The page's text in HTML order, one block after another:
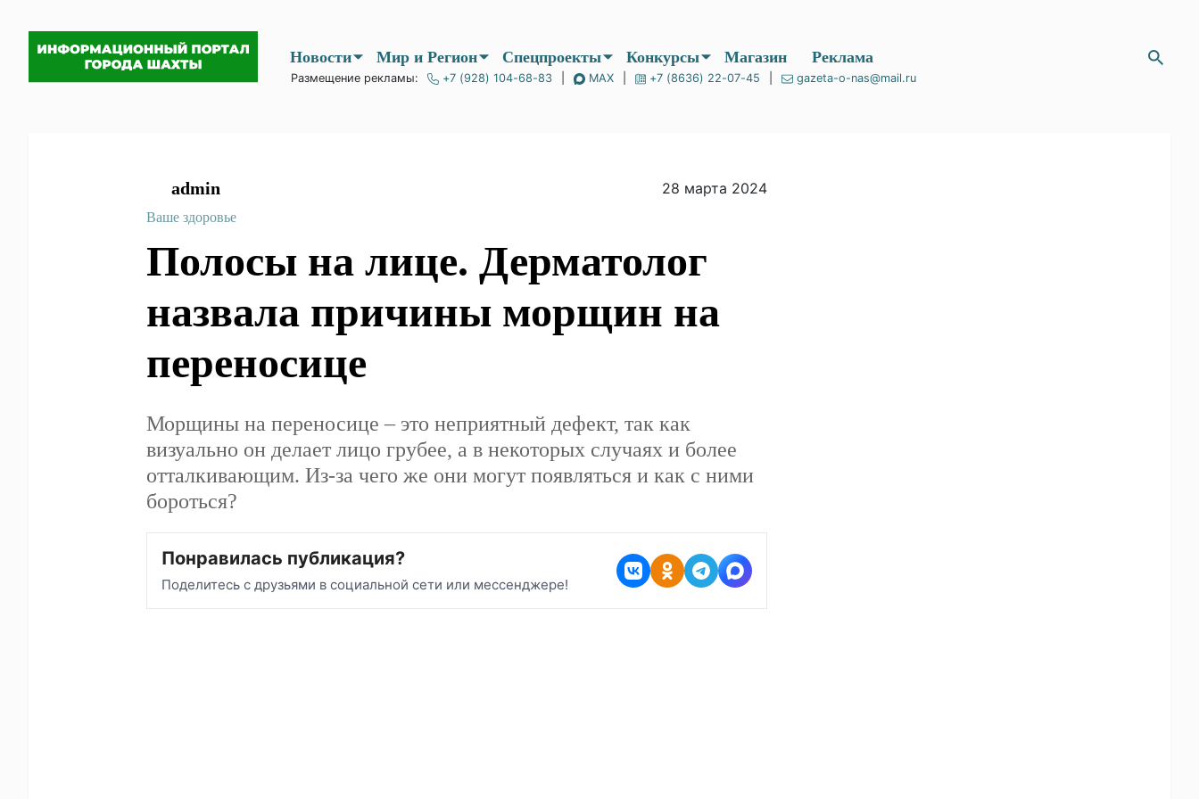
Новости Мир и Регион Спецпроекты Конкурсы Магазин
Размещение рекламы: +7 (928) 104-68-83 MAX +7 (8636) 22-07-45 gazeta-o-nas@mail.ru
admin 28 марта 2024
Ваше здоровье
Полосы на лице.
Дерматолог назвала
причины морщин на
переносице
Морщины на переносице – это неприятный дефект, так
как визуально он делает лицо грубее, а в некоторых
случаях и более отталкивающим. Из-за чего же они
могут появляться и как с ними бороться?
Понравилась публикация?